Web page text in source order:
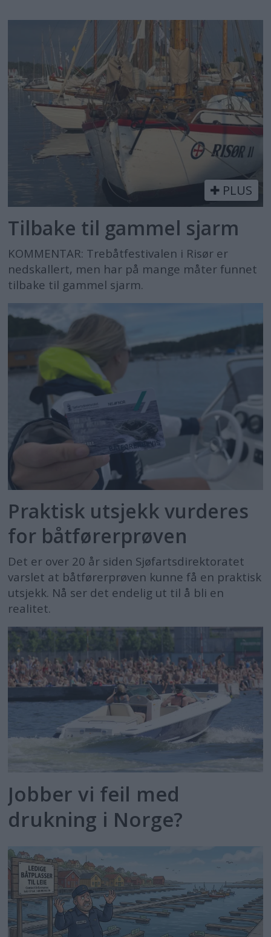
PLUS
Tilbake til gammel sjarm
KOMMENTAR: Trebåtfestivalen i Risør er
nedskallert, men har på mange måter funnet
tilbake til gammel sjarm.
Praktisk utsjekk vurderes
for båtførerprøven
Det er over 20 år siden Sjøfartsdirektoratet
varslet at båtførerprøven kunne få en praktisk
utsjekk. Nå ser det endelig ut til å bli en
realitet.
Jobber vi feil med
drukning i Norge?